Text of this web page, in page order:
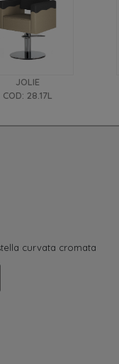
JOLIE
COD: 28.17L
curvata cromata